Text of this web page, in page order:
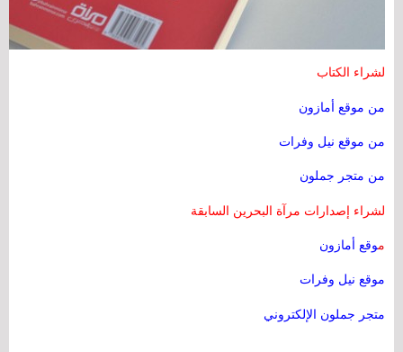
لشراء الكتاب
من موقع أمازون
من موقع نيل وفرات
من متجر جملون
لشراء إصدارات مرآة البحرين السابقة
موقع أمازون
موقع نيل وفرات
متجر جملون الإلكتروني